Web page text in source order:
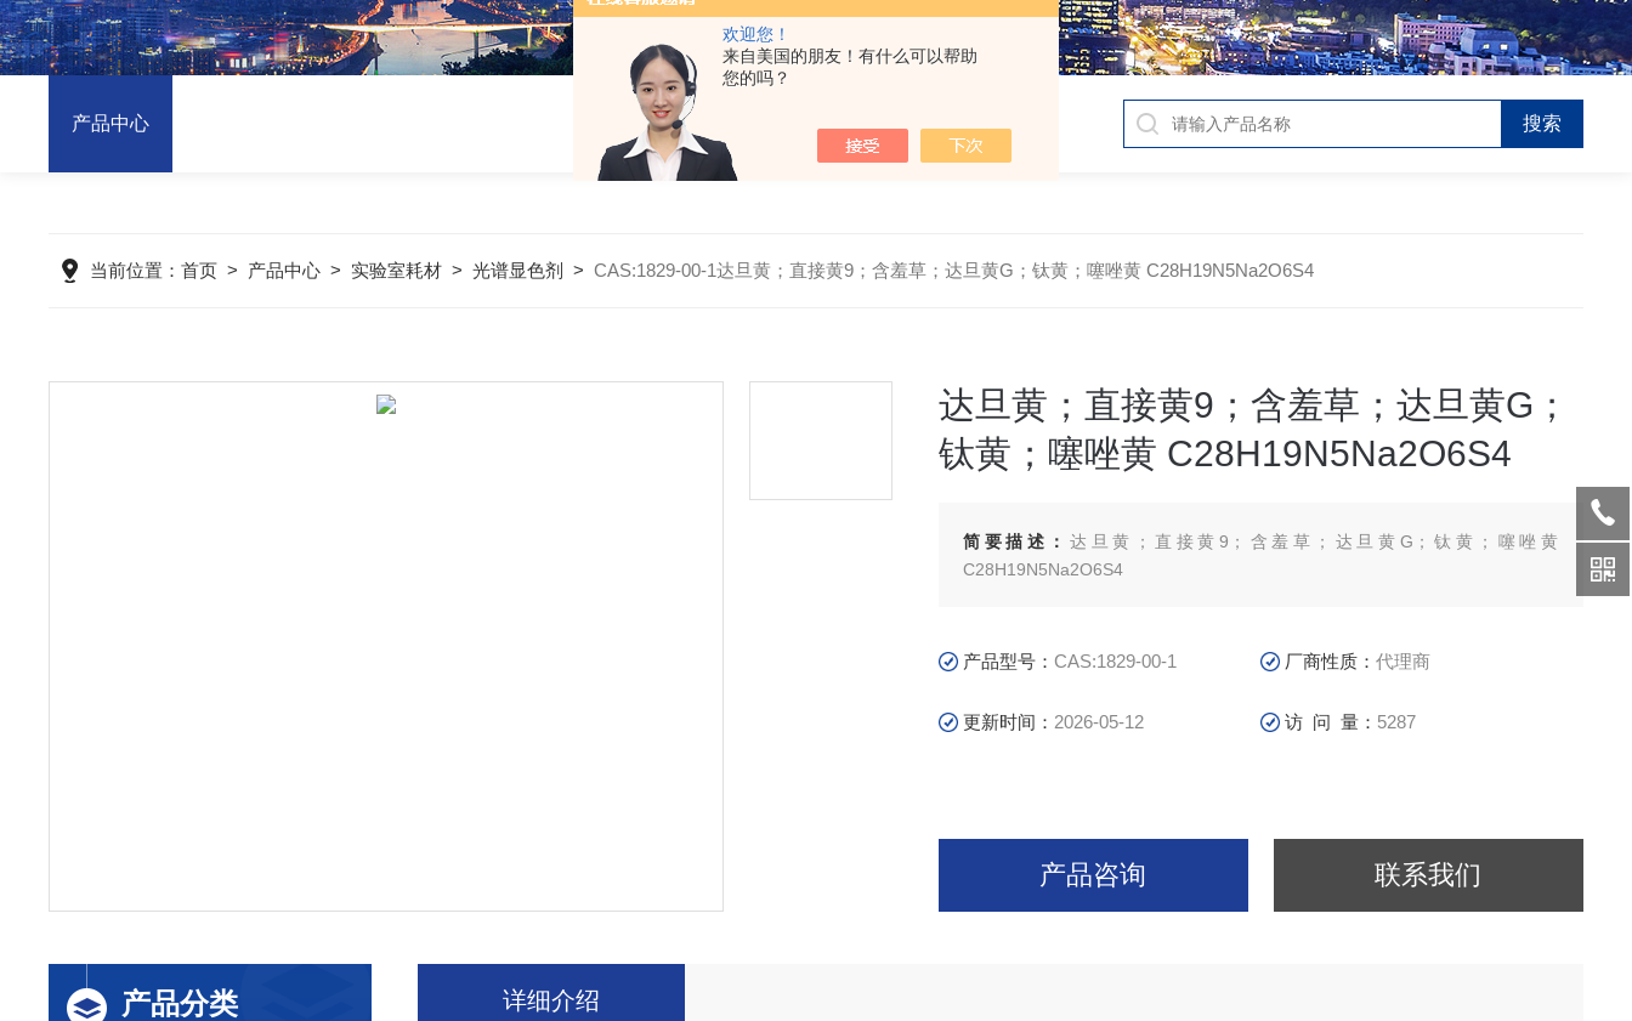
欢迎您！
来自美国的朋友！有什么可以帮助
您的吗？
产品中心
当前位置：首页 > 产品中心 > 实验室耗材 >光谱显色剂 >CAS:1829-00-1达旦黄；直接黄9；含羞草；达旦黄G；钛黄；噻唑黄 C28H19N5Na2O6S4
达旦黄；直接黄9；含羞草；达旦黄G；
钛黄；噻唑黄 C28H19N5Na2O6S4
简要描述：达旦黄；直接黄9；含羞草；达旦黄G；钛黄；噻唑黄
C28H19N5Na2O6S4
产品型号：CAS:1829-00-1 厂商性质：代理商
更新时间： 2026-05-12 访 问 量： 5287
产品咨询 联系我们
产品分类 详细介绍